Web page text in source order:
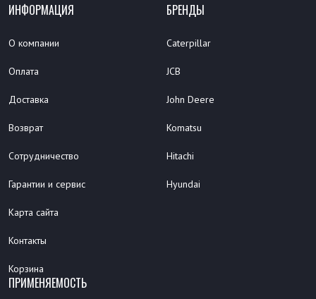
ИНФОРМАЦИЯ
О компании
Оплата
Доставка
Возврат
Сотрудничество
Гарантии и сервис
Карта сайта
Контакты
Корзина
БРЕНДЫ
Caterpillar
JCB
John Deere
Komatsu
Hitachi
Hyundai
ПРИМЕНЯЕМОСТЬ